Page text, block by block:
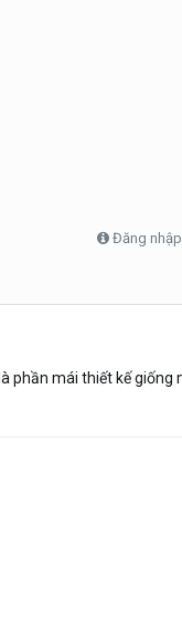
Đăng
phần mái thiết kế